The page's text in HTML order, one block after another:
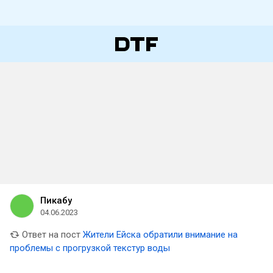
Пикабу
04.06.2023
Ответ на пост Жители Ейска обратили внимание на
проблемы с прогрузкой текстур воды